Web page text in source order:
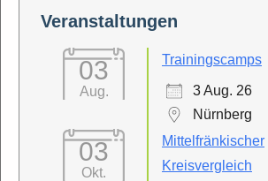
Veranstaltungen
03
Aug.
Trainingscamps
3 Aug. 26
Nürnberg
03
Okt.
Mittelfränkischer
Kreisvergleich